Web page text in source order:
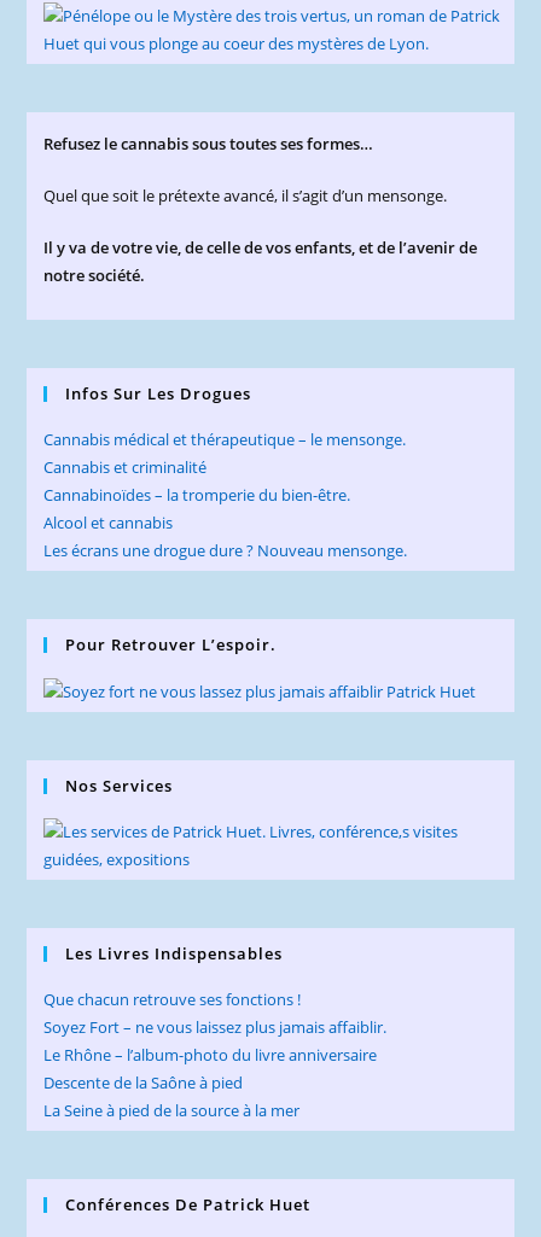
Refusez le cannabis sous toutes ses formes…
Quel que soit le prétexte avancé, il s’agit d’un mensonge.
Il y va de votre vie, de celle de vos enfants, et de l’avenir de
notre société.
Infos Sur Les Drogues
Cannabis médical et thérapeutique – le mensonge.
Cannabis et criminalité
Cannabinoïdes – la tromperie du bien-être.
Alcool et cannabis
Les écrans une drogue dure ? Nouveau mensonge.
Pour Retrouver L’espoir.
Nos Services
Les Livres Indispensables
Que chacun retrouve ses fonctions !
Soyez Fort – ne vous laissez plus jamais affaiblir.
Le Rhône – l’album-photo du livre anniversaire
Descente de la Saône à pied
La Seine à pied de la source à la mer
Conférences De Patrick Huet